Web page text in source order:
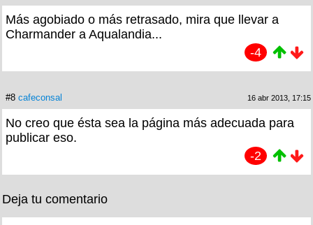
Más agobiado o más retrasado, mira que llevar a
Charmander a Aqualandia...
-4
#8 cafeconsal 16 abr 2013, 17:15
No creo que ésta sea la página más adecuada para
publicar eso.
-2
Deja tu comentario